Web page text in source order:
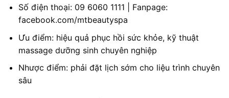
Số điện thoại: 09 6060 1111 | Fanpage:
facebook.com/mtbeautyspa
Ưu điểm: hiệu quả phục hồi sức khỏe, kỹ thuật
massage dưỡng sinh chuyên nghiệp
Nhược điểm: phải đặt lịch sớm cho liệu trình chuyên
sâu